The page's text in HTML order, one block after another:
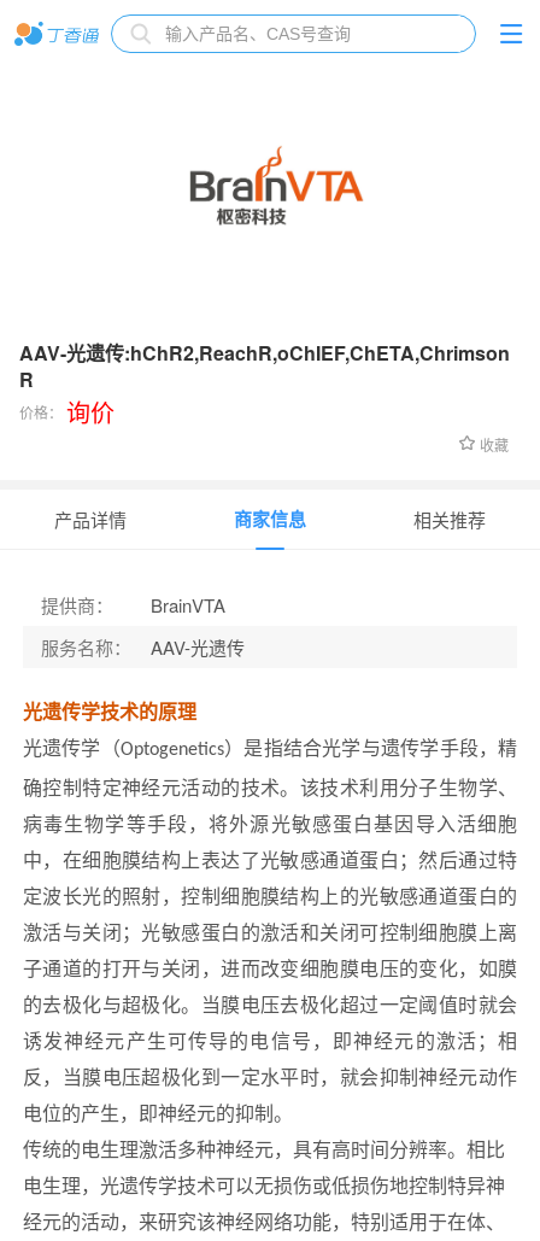
AAV-光遗传:hChR2,ReachR,oChIEF,ChETA,Chrimson
R
价格： 询价
收藏
产品详情 商家信息 相关推荐
提供商：
BrainVTA
服务名称： AAV-光遗传
光遗传学技术的原理
光遗传学（Optogenetics）是指结合光学与遗传学手段，精
确控制特定神经元活动的技术。该技术利用分子生物学、
病毒生物学等手段，将外源光敏感蛋白基因导入活细胞
中，在细胞膜结构上表达了光敏感通道蛋白；然后通过特
定波长光的照射，控制细胞膜结构上的光敏感通道蛋白的
激活与关闭；光敏感蛋白的激活和关闭可控制细胞膜上离
子通道的打开与关闭，进而改变细胞膜电压的变化，如膜
的去极化与超极化。当膜电压去极化超过一定阈值时就会
诱发神经元产生可传导的电信号，即神经元的激活；相
反，当膜电压超极化到一定水平时，就会抑制神经元动作
电位的产生，即神经元的抑制。
传统的电生理激活多种神经元，具有高时间分辨率。相比
电生理，光遗传学技术可以无损伤或低损伤地控制特异神
经元的活动，来研究该神经网络功能，特别适用于在体、